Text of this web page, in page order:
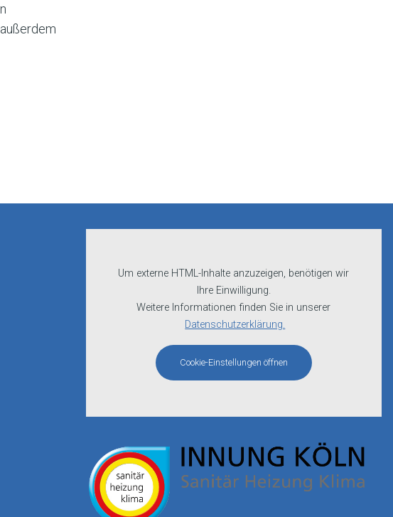
Um externe HTML-Inhalte anzuzeigen, benötigen wir
Ihre Einwilligung.
Weitere Informationen finden Sie in unserer
Datenschutzerklärung.
Cookie-Einstellungen öffnen